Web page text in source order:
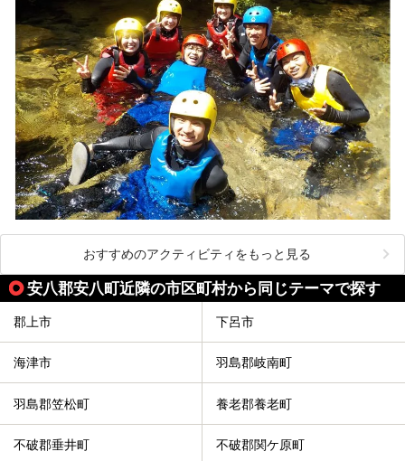
おすすめのアクティビティをもっと見る
安八郡安八町近隣の市区町村から同じテーマで探す
郡上市 下呂市
海津市 羽島郡岐南町
羽島郡笠松町 養老郡養老町
不破郡垂井町 不破郡関ケ原町